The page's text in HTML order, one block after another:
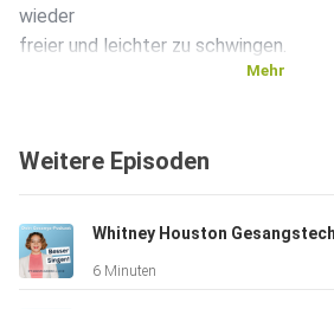
wieder
freier und leichter zu schwingen.
Druck und
Mehr
Weitere Episoden
6 Minuten